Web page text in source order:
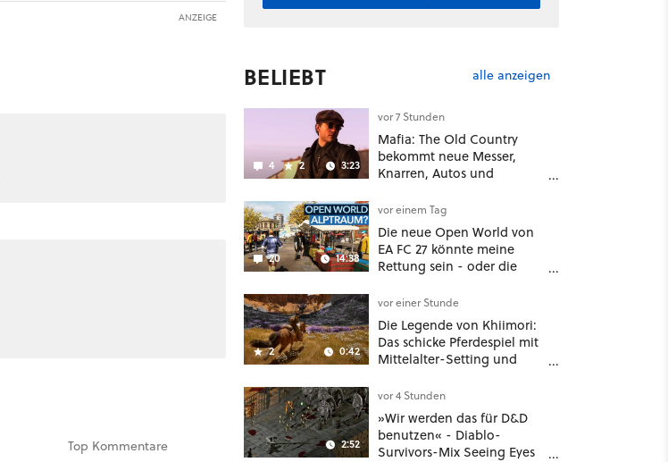
ANZEIGE
Top Kommentare
BELIEBT alle anzeigen
4 2 3:23
vor 7 Stunden
Mafia: The Old Country
bekommt neue Messer,
Knarren, Autos und
hat mehr dabei als nur
Story
20 14:38
vor einem Tag
Die neue Open World von
EA FC 27 könnte meine
Rettung sein - oder die
2 0:42
vor einer Stunde
Die Legende von Khiimori:
Das schicke Pferdespiel mit
Mittelalter-Setting und
noch größer und
gefährlicher
2:52
vor 4 Stunden
»Wir werden das für D&D
benutzen« - Diablo-
Survivors-Mix Seeing Eyes